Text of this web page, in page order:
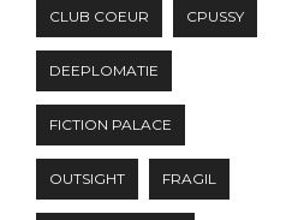
CLUB COEUR CPUSSY
DEEPLOMATIE
FICTION PALACE
OUTSIGHT FRAGIL